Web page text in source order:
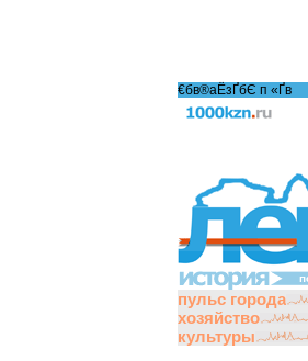
€бв®аЁзҐбЄ п «Ґ­в
пульс города
хозяйство
культуры